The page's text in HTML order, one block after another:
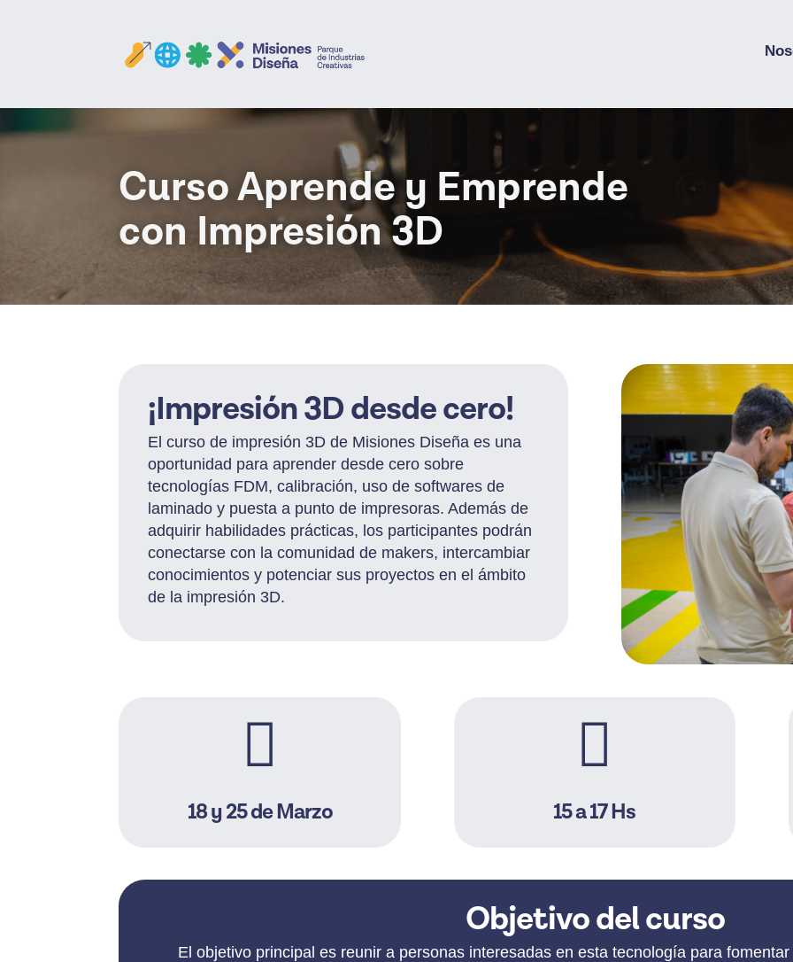
Curso Aprende y Emprende
con Impresión 3D
¡Impresión 3D desde cero!
El curso de impresión 3D de Misiones Diseña es una
oportunidad para aprender desde cero sobre
tecnologías FDM, calibración, uso de softwares de
laminado y puesta a punto de impresoras. Además de
adquirir habilidades prácticas, los participantes podrán
conectarse con la comunidad de makers, intercambiar
conocimientos y potenciar sus proyectos en el ámbito
de la impresión 3D.

18 y 25 de Marzo

15 a 17 Hs
Objetivo del curso
El objetivo principal es reunir a personas interesadas en esta tecnología para